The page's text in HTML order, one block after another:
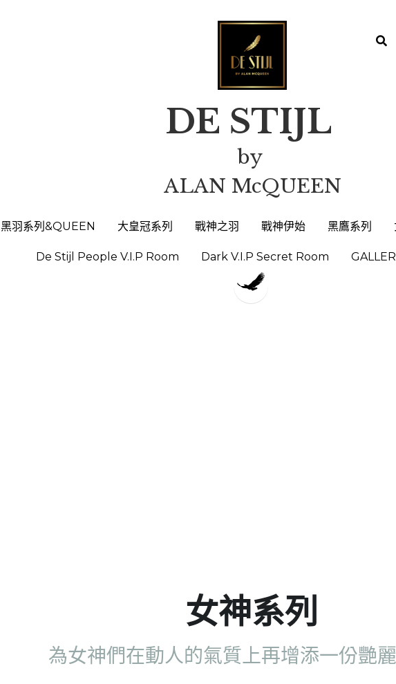
DE STIJL
by
ALAN McQUEEN
黑羽系列&QUEEN 大皇冠系列 戰神之羽 戰神伊始 黑鷹系列
De Stijl People V.I.P Room Dark V.I.P Secret Room
DE STIJL
by
ALAN McQUEEN
黑羽系列&QUEEN 大皇冠系列 戰神之羽 戰神伊始 黑鷹系列
De Stijl People V.I.P Room Dark V.I.P Secret Room